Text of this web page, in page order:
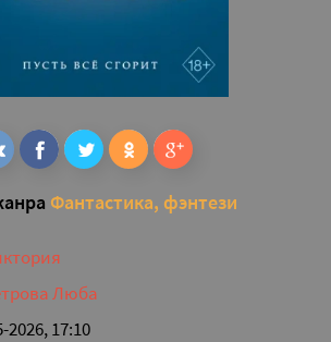
Фантастика, фэнтези
Люба
2026, 17:10